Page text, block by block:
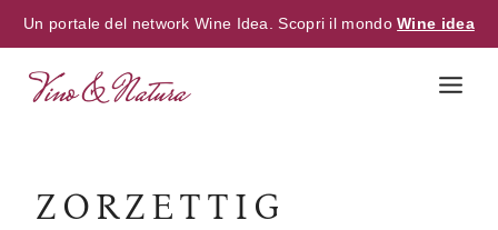
Un portale del network Wine Idea. Scopri il mondoWine idea
ZORZETTIG